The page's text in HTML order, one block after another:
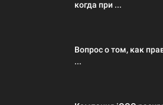
когда при ...
Вопрос о том, как
...